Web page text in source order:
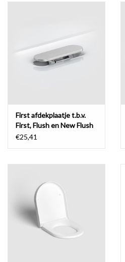
First afdekplaatje t.b.v.
First, Flush en New Flush
afvoerplug
€25,41